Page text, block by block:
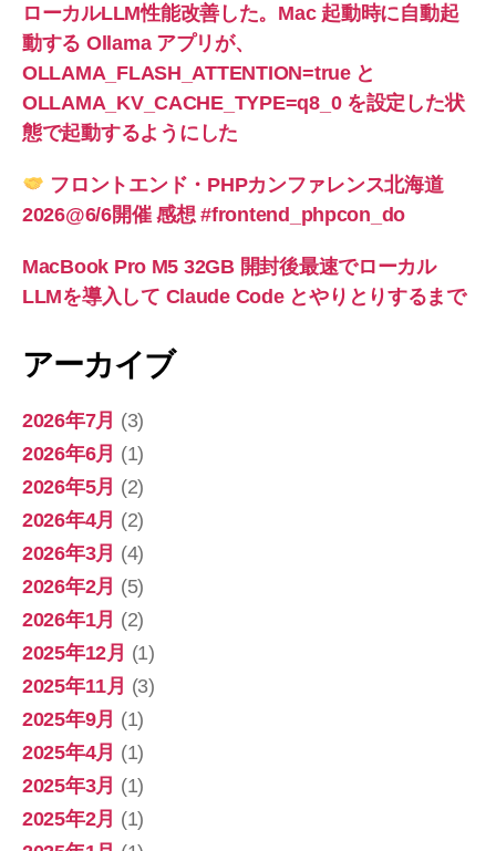
ローカルLLM性能改善した。Mac 起動時に自動起
動する Ollama アプリが、
OLLAMA_FLASH_ATTENTION=true と
OLLAMA_KV_CACHE_TYPE=q8_0 を設定した状
態で起動するようにした
フロントエンド・PHPカンファレンス北海道
2026@6/6開催 感想 #frontend_phpcon_do
MacBook Pro M5 32GB 開封後最速でローカル
LLMを導入して Claude Code とやりとりするまで
アーカイブ
2026年7月 (3)
2026年6月 (1)
2026年5月 (2)
2026年4月 (2)
2026年3月 (4)
2026年2月 (5)
2026年1月 (2)
2025年12月 (1)
2025年11月 (3)
2025年9月 (1)
2025年4月 (1)
2025年3月 (1)
2025年2月 (1)